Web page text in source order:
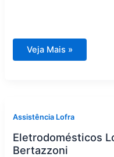
Refrigerador
Liebherr
Veja Mais »
Assistência Lofra
Eletrodomésticos
Bertazzoni